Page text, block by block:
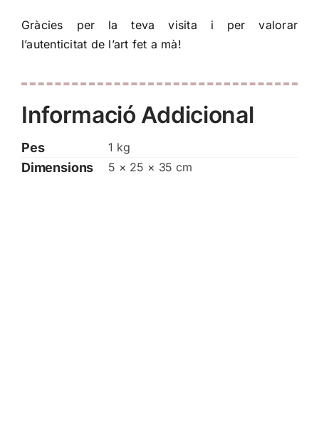
Gràcies per la teva visita i per valorar
l’autenticitat de l’art fet a mà!
Informació Addicional
Pes 1 kg
Dimensions 5 × 25 × 35 cm